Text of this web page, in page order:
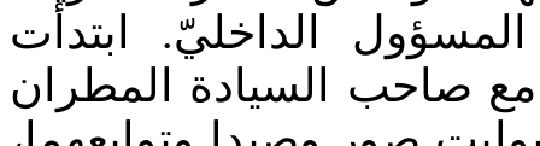
الداخليّ. ابتدأت
مع صاحب السيادة المطران